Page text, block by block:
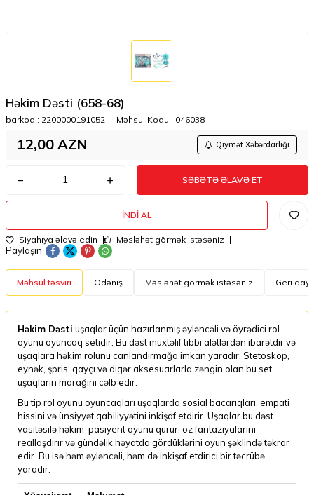
Həkim Dəsti (658-68)
barkod : 2200000191052 Məhsul Kodu : 046038
12,00 AZN Qiymət Xəbərdarlığı
SƏBƏTƏ ƏLAVƏ ET
İNDI AL
Siyahıya əlavə edin Məsləhət görmək istəsəniz
Paylaşın
Məhsul təsviri Ödəniş Məsləhət görmək istəsəniz Geri
Həkim Dəsti uşaqlar üçün hazırlanmış əyləncəli və öyrədici rol
oyunu oyuncaq setidir. Bu dəst müxtəlif tibbi alətlərdən ibarətdir və
uşaqlara həkim rolunu canlandırmağa imkan yaradır. Stetoskop,
eynək, şpris, qayçı və digər aksesuarlarla zəngin olan bu set
uşaqların marağını cəlb edir.
Bu tip rol oyunu oyuncaqları uşaqlarda sosial bacarıqları, empati
hissini və ünsiyyət qabiliyyətini inkişaf etdirir. Uşaqlar bu dəst
vasitəsilə həkim-pasiyent oyunu qurur, öz fantaziyalarını
reallaşdırır və gündəlik həyatda gördüklərini oyun şəklində təkrar
edir. Bu isə həm əyləncəli, həm də inkişaf etdirici bir təcrübə
yaradır.